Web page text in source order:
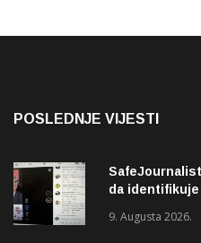
POSLEDNJE VIJESTI
da
9. Augusta 2026.